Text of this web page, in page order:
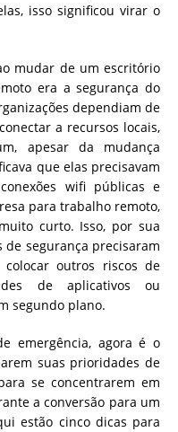
isso significou virar o
mudar de um escritório
era a segurança do
dependiam de
a recursos locais,
apesar da mudança
que elas precisavam
wifi públicas e
para trabalho remoto,
curto. Isso, por sua
segurança precisaram
outros riscos de
de aplicativos ou
segundo plano.
emergência, agora é o
suas prioridades de
se concentrarem em
a conversão para um
estão cinco dicas para